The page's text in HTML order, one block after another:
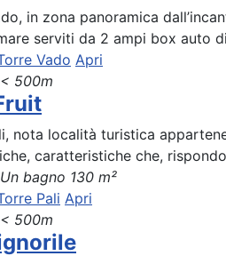
in zona panoramica
serviti da 2 ampi box auto
Vado Apri
< 500m
nota località turistica
caratteristiche che,
Un bagno 130 m²
Pali Apri
< 500m